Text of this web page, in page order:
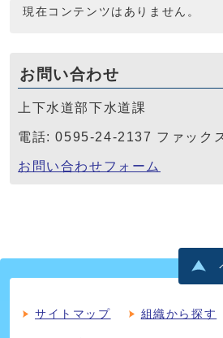
現在コンテンツはありません。
お問い合わせ
上下水道部下水道課
電話: 0595-24-2137 ファック
お問い合わせフォーム
サイトマップ 組織から探す